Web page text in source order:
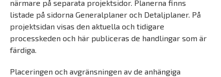
närmare på separata projektsidor. Planerna finns
listade på sidorna Generalplaner och Detaljplaner. På
projektsidan visas den aktuella och tidigare
processkeden och här publiceras de handlingar som är
färdiga.
Placeringen och avgränsningen av de anhängiga